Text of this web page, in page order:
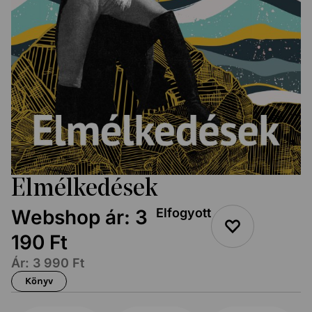
Elmélkedések
Webshop ár: 3
190 Ft
Ár: 3 990 Ft
Elfogyott
Könyv